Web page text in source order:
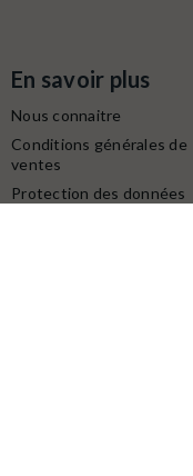
En savoir plus
Nous connaitre
Conditions générales de
ventes
Protection des données